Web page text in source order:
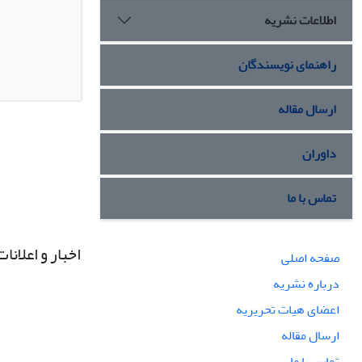
اطلاعات نشریه
راهنمای نویسندگان
ارسال مقاله
داوران
تماس با ما
صفحه اصلی
درباره نشریه
اعضای هیات تحریریه
ارسال مقاله
اخبار و